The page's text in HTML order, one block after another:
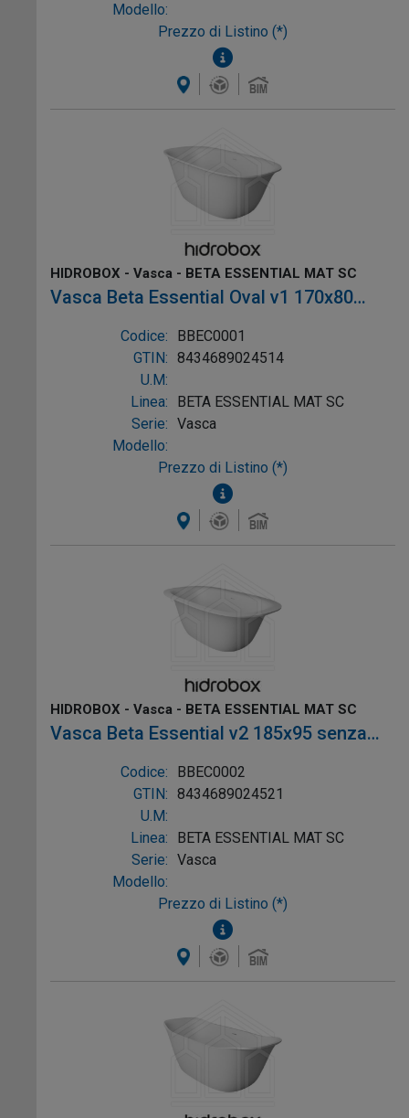
Modello:
Prezzo di Listino (*)
HIDROBOX - Vasca - BETA ESSENTIAL MAT SC
Vasca Beta Essential Oval v1 170x80
senza troppopieno colore Bianco, mat Sc,
Ref: BBEC0001
Codice:
BBEC0001
GTIN: 8434689024514
U.M:
Linea:
BETA ESSENTIAL MAT SC
Serie: Vasca
Modello:
Prezzo di Listino (*)
HIDROBOX - Vasca - BETA ESSENTIAL MAT SC
Vasca Beta Essential v2 185x95 senza
troppopieno colore Bianco, mat Sc, Ref:
BBEC0002
Codice:
BBEC0002
GTIN: 8434689024521
U.M:
Linea:
BETA ESSENTIAL MAT SC
Serie: Vasca
Modello:
Prezzo di Listino (*)